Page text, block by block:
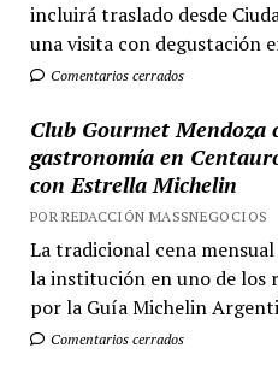
incluirá traslado desde
una visita con degustación
Comentarios cerrados
Club Gourmet Mendoza
gastronomía en
con Estrella Michelin
POR REDACCIÓN MASSNEGOCIOS
La tradicional cena
la institución en uno de los
por la Guía Michelin
Comentarios cerrados